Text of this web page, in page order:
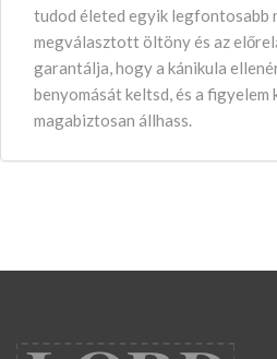
tudod életed egyik legfontosabb
megválasztott öltöny és az
garantálja, hogy a kánikula
benyomását keltsd, és a figyelem
magabiztosan állhass.